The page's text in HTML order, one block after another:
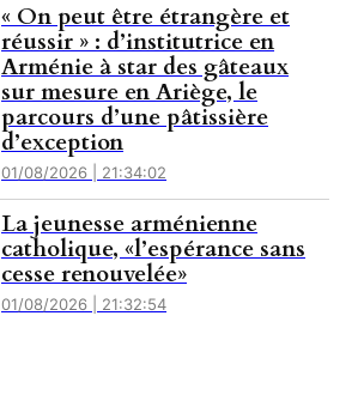
« On peut être étrangère et
réussir » : d’institutrice en
Arménie à star des gâteaux
sur mesure en Ariège, le
parcours d’une pâtissière
d’exception
01/08/2026 | 21:34:02
La jeunesse arménienne
catholique, «l’espérance sans
cesse renouvelée»
01/08/2026 | 21:32:54